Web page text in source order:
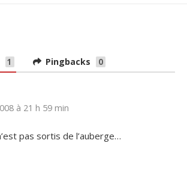
1 Pingbacks 0
à 21 h 59 min
pas sortis de l’auberge…